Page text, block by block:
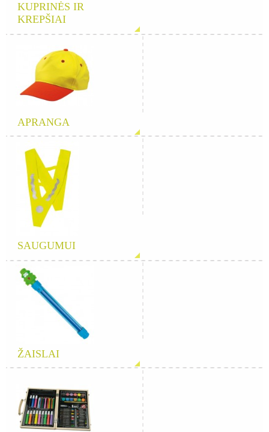
KUPRINĖS IR
KREPŠIAI
APRANGA
SAUGUMUI
ŽAISLAI